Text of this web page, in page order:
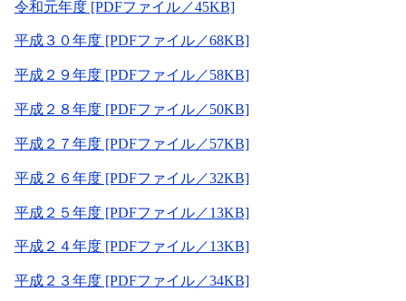
令和元年度 [PDFファイル／45KB]
平成３０年度 [PDFファイル／68KB]
平成２９年度 [PDFファイル／58KB]
平成２８年度 [PDFファイル／50KB]
平成２７年度 [PDFファイル／57KB]
平成２６年度 [PDFファイル／32KB]
平成２５年度 [PDFファイル／13KB]
平成２４年度 [PDFファイル／13KB]
平成２３年度 [PDFファイル／34KB]